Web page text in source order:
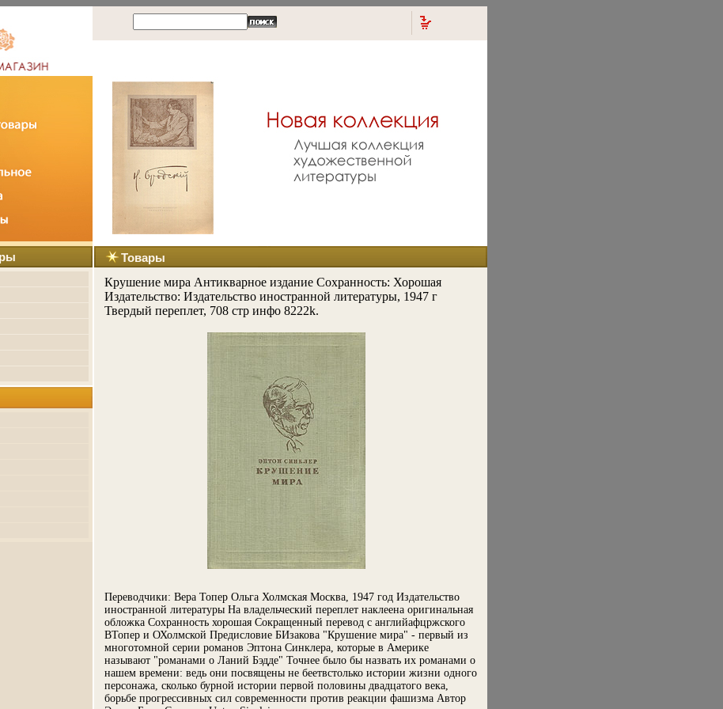
Товары
Крушение мира Антикварное издание Сохранность: Хорошая
Издательство: Издательство иностранной литературы, 1947 г
Твердый переплет, 708 стр инфо 8222k.
Переводчики: Вера Топер Ольга Холмская Москва, 1947 год Издательство
иностранной литературы На владельческий переплет наклеена оригинальная
обложка Сохранность хорошая Сокращенный перевод с английафцржского
ВТопер и ОХолмской Предисловие БИзакова "Крушение мира" - первый из
многотомной серии романов Эптона Синклера, которые в Америке
называют "романами о Ланий Бэдде" Точнее было бы назвать их романами о
нашем времени: ведь они посвящены не беетвстолько истории жизни одного
персонажа, сколько бурной истории первой половины двадцатого века,
борьбе прогрессивных сил современности против реакции фашизма Автор